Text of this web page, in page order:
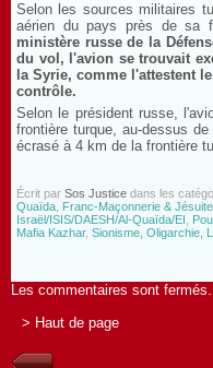
Selon les sources militaires
aérien du pays près de sa
ministère russe de la
du vol, l'avion se trouvait
la Syrie, comme l'attestent
contrôle.
Selon le président russe,
frontière turque, au-dessus
écrasé à 4 km de la frontière
Écrit par Sos Justice dans les
Quaïda Franc-Maçonnerie &
Israël/ISIS/DAESH/Al-Quaïda/EI
Mafia Kazhar, Sionisme, Oligarchie,
Les commentaires sont fermés.
> Haut de page